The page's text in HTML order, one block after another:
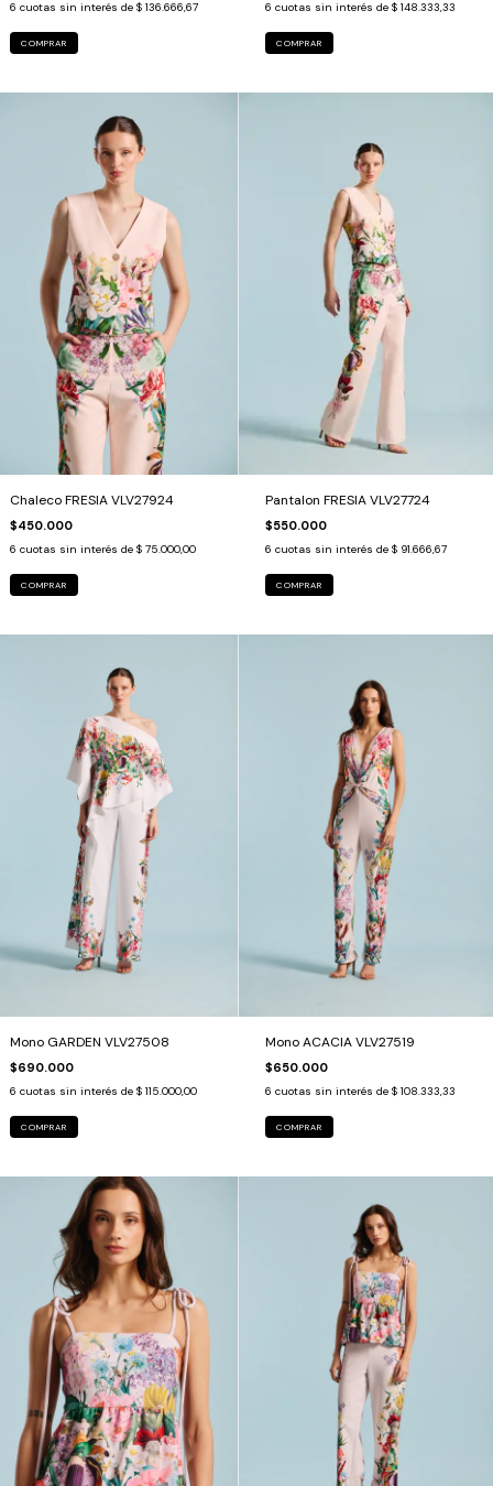
6 cuotas sin interés de $ 136.666,67
COMPRAR
6 cuotas sin interés de $ 148.333,33
COMPRAR
Chaleco FRESIA VLV27924
$450.000
6 cuotas sin interés de $ 75.000,00
COMPRAR
Pantalon FRESIA VLV27724
$550.000
6 cuotas sin interés de $ 91.666,67
COMPRAR
Mono GARDEN VLV27508
$690.000
6 cuotas sin interés de $ 115.000,00
COMPRAR
Mono ACACIA VLV27519
$650.000
6 cuotas sin interés de $ 108.333,33
COMPRAR